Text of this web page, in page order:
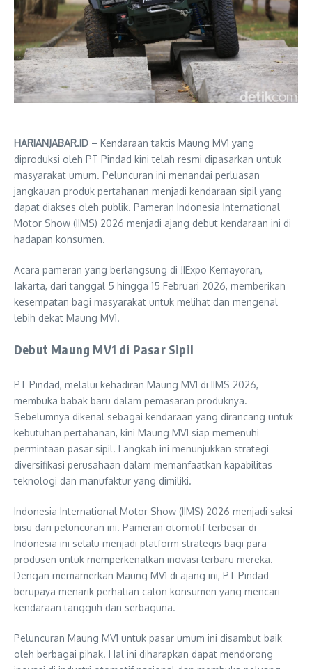
HARIANJABAR.ID – Kendaraan taktis Maung MV1 yang
diproduksi oleh PT Pindad kini telah resmi dipasarkan untuk
masyarakat umum. Peluncuran ini menandai perluasan
jangkauan produk pertahanan menjadi kendaraan sipil yang
dapat diakses oleh publik. Pameran Indonesia International
Motor Show (IIMS) 2026 menjadi ajang debut kendaraan ini di
hadapan konsumen.
Acara pameran yang berlangsung di JIExpo Kemayoran,
Jakarta, dari tanggal 5 hingga 15 Februari 2026, memberikan
kesempatan bagi masyarakat untuk melihat dan mengenal
lebih dekat Maung MV1.
Debut Maung MV1 di Pasar Sipil
PT Pindad, melalui kehadiran Maung MV1 di IIMS 2026,
membuka babak baru dalam pemasaran produknya.
Sebelumnya dikenal sebagai kendaraan yang dirancang untuk
kebutuhan pertahanan, kini Maung MV1 siap memenuhi
permintaan pasar sipil. Langkah ini menunjukkan strategi
diversifikasi perusahaan dalam memanfaatkan kapabilitas
teknologi dan manufaktur yang dimiliki.
Indonesia International Motor Show (IIMS) 2026 menjadi saksi
bisu dari peluncuran ini. Pameran otomotif terbesar di
Indonesia ini selalu menjadi platform strategis bagi para
produsen untuk memperkenalkan inovasi terbaru mereka.
Dengan memamerkan Maung MV1 di ajang ini, PT Pindad
berupaya menarik perhatian calon konsumen yang mencari
kendaraan tangguh dan serbaguna.
Peluncuran Maung MV1 untuk pasar umum ini disambut baik
oleh berbagai pihak. Hal ini diharapkan dapat mendorong